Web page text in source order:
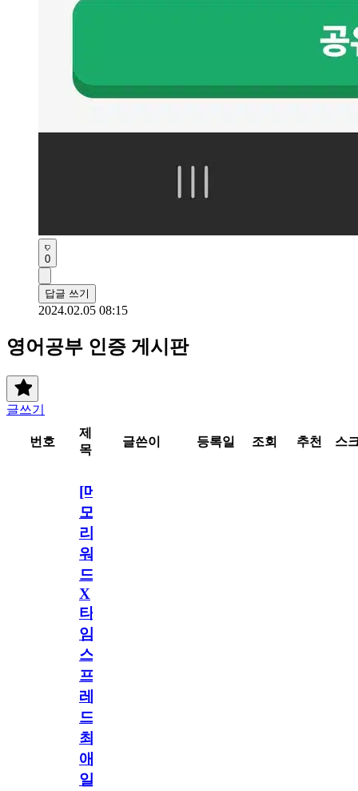
0
답글 쓰기
2024.02.05 08:15
영어공부 인증 게시판
글쓰기
번호
제
목
글쓴이 등록일 조회 추천 스
[메
모
리
워
드
X
타
임
스
프
레
드]
최
애
일